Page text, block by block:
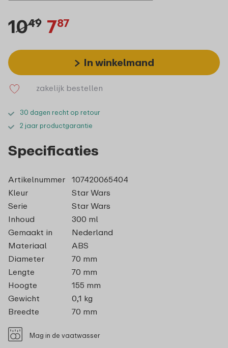
1049 787
In winkelmand
zakelijk bestellen
30 dagen recht op retour
2 jaar productgarantie
Specificaties
Artikelnummer
107420065404
Kleur
Star Wars
Serie
Star Wars
Inhoud
300 ml
Gemaakt in
Nederland
Materiaal
ABS
Diameter
70 mm
Lengte
70 mm
Hoogte
155 mm
Gewicht
0,1 kg
Breedte
70 mm
Mag in de vaatwasser